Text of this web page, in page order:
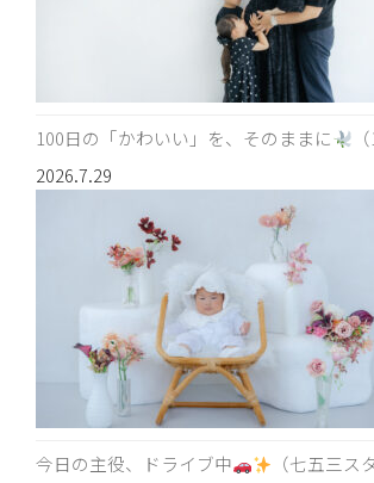
100日の「かわいい」を、そのままに
2026.7.29
今日の主役、ドライブ中
（七五三ス